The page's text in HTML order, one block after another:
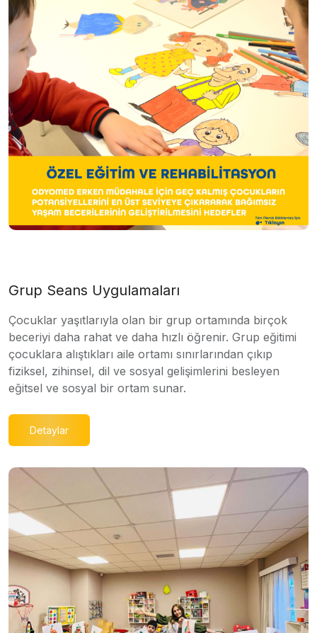
Grup Seans Uygulamaları
Çocuklar yaşıtlarıyla olan bir grup ortamında birçok
beceriyi daha rahat ve daha hızlı öğrenir. Grup eğitimi
çocuklara alıştıkları aile ortamı sınırlarından çıkıp
fiziksel, zihinsel, dil ve sosyal gelişimlerini besleyen
eğitsel ve sosyal bir ortam sunar.
Detaylar